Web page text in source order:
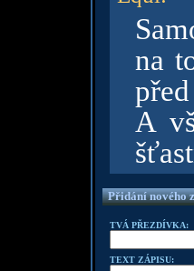
na
A
Přidání nového
TVÁ PŘEZDÍVKA:
TEXT ZÁPISU: